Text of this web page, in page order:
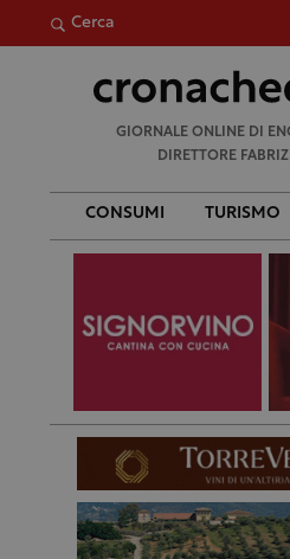
Cerca
GIORNALE ONLINE DI
DIRETTORE
CONSUMI TURISMO